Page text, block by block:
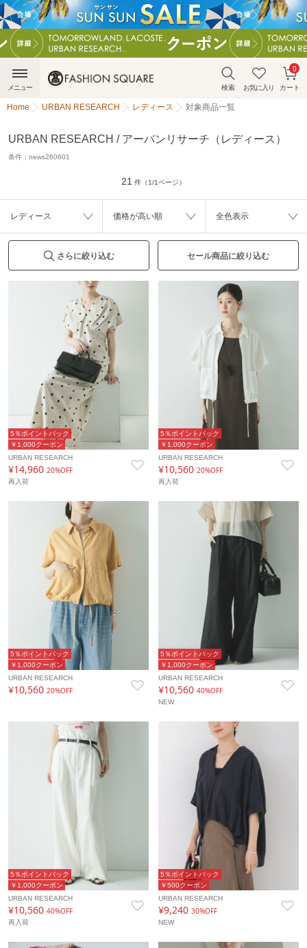
検索 お気に入り カート
0
メニュー
Home URBAN RESEARCH レディース 対象商品一覧
URBAN RESEARCH / アーバンリサーチ（レディース）
条件： news260601
21 件（1/1ページ）
レディース 価格が高い順 全色表示
さらに絞り込む セール商品に絞り込む
￥1,000クーポン
5％ポイントバック
URBAN RESEARCH
¥14,960 20%OFF
再入荷
￥1,000クーポン
5％ポイントバック
URBAN RESEARCH
¥10,56020%OFF
再入荷
￥1,000クーポン
5％ポイントバック
URBAN RESEARCH
¥10,560 20%OFF
￥1,000クーポン
5％ポイントバック
URBAN RESEARCH
¥10,56040%OFF
NEW
￥1,000クーポン
5％ポイントバック
URBAN RESEARCH
¥10,560 40%OFF
再入荷
￥500クーポン
5％ポイントバック
URBAN RESEARCH
¥9,24030%OFF
NEW